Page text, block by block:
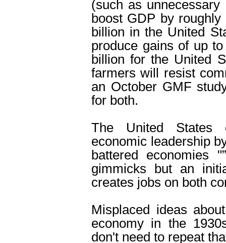
(such as
boost GDP by
billion in the United
produce gains of up
billion for the United
farmers will resist
an October GMF
for both.
The United States
economic leadership
battered economies
gimmicks but an
creates jobs on both
Misplaced ideas
economy in the
don't need to repeat